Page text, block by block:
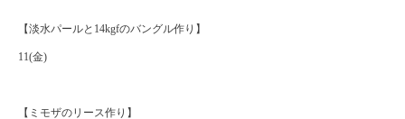
【淡水パールと14kgfのバングル作り】
11(金)
【ミモザのリース作り】